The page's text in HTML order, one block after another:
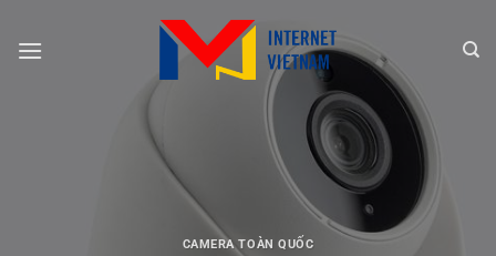
đến
CAMERA TOÀN QUỐC